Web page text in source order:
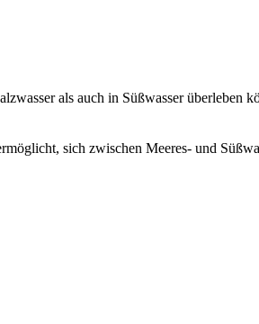
als auch in Süßwasser überleben
sich zwischen Meeres- und